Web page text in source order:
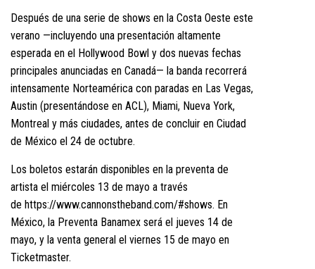
Después de una serie de shows en la Costa Oeste este
verano —incluyendo una presentación altamente
esperada en el Hollywood Bowl y dos nuevas fechas
principales anunciadas en Canadá— la banda recorrerá
intensamente Norteamérica con paradas en Las Vegas,
Austin (presentándose en ACL), Miami, Nueva York,
Montreal y más ciudades, antes de concluir en Ciudad
de México el 24 de octubre.
Los boletos estarán disponibles en la preventa de
artista el miércoles 13 de mayo a través
de https://www.cannonstheband.com/#shows. En
México, la Preventa Banamex será el jueves 14 de
mayo, y la venta general el viernes 15 de mayo en
Ticketmaster.